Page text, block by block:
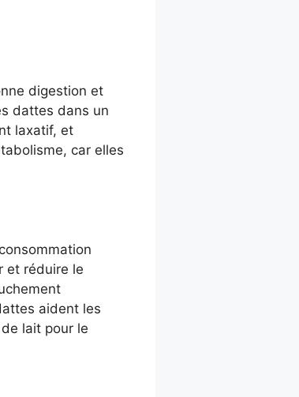
digestion et
dattes dans un
laxatif, et
car elles
et réduire le
aident les
lait pour le